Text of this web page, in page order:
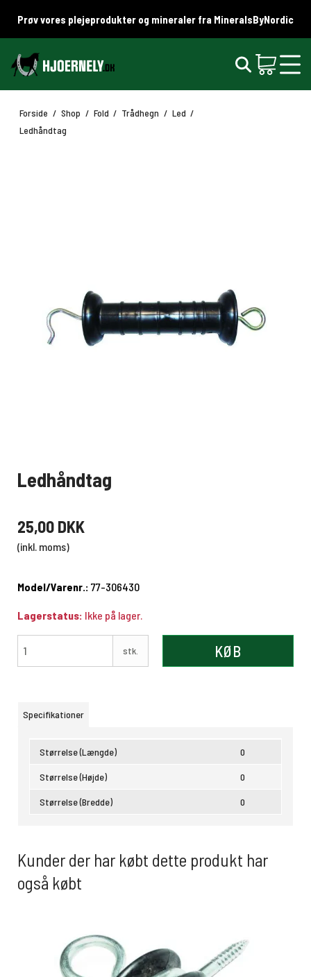
Prøv vores plejeprodukter og mineraler fra MineralsByNordic
Forside / Shop / Fold / Trådhegn / Led /
Ledhåndtag
Ledhåndtag
25,00 DKK
(inkl. moms)
Model/Varenr.: 77-306430
Lagerstatus: Ikke på lager.
stk. KØB
Specifikationer
Størrelse (Længde) 0
Størrelse (Højde) 0
Størrelse (Bredde) 0
Kunder der har købt dette produkt har
også købt